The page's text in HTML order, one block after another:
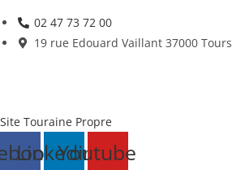
Skip
to
02 47 73 72 00
19 rue Edouard Vaillant 37000 Tours
Site Touraine Propre
LinkedinYoutube